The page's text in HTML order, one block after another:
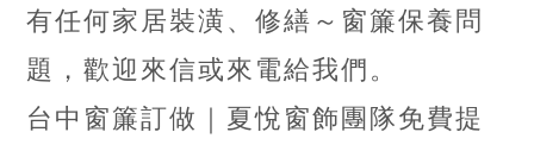
有任何家居裝潢、修繕～窗簾保養問
題，歡迎來信或來電給我們。
台中窗簾訂做｜夏悅窗飾團隊免費提